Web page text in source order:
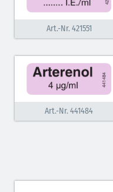
Art.-Nr. 421551
Art.-Nr. 441484